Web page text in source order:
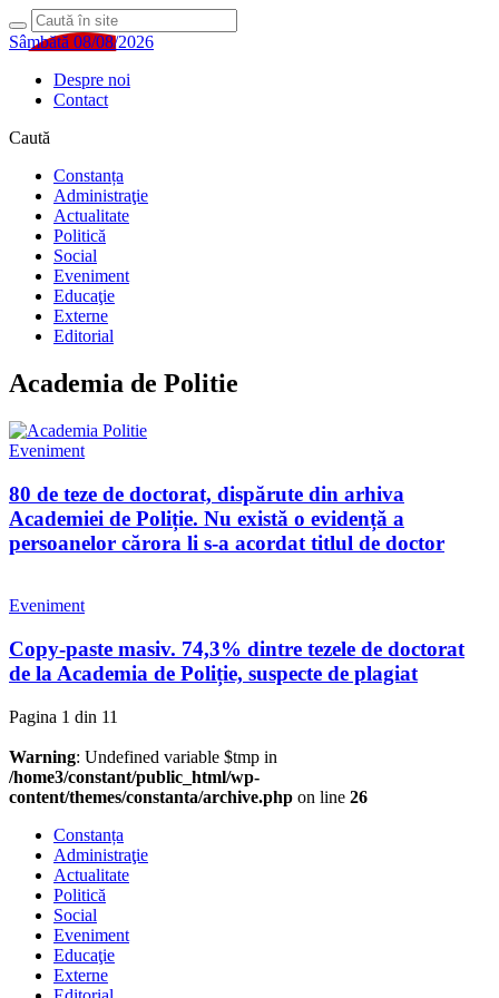
Sâmbătă 08/08/2026
Despre noi
Contact
Caută
Constanța
Administraţie
Actualitate
Politică
Social
Eveniment
Educaţie
Externe
Editorial
Academia de Politie
Eveniment
80 de teze de doctorat, dispărute din arhiva
Academiei de Poliție. Nu există o evidență a
persoanelor cărora li s-a acordat titlul de doctor
Eveniment
Copy-paste masiv. 74,3% dintre tezele de doctorat
de la Academia de Poliție, suspecte de plagiat
Pagina 1 din 11
Warning: Undefined variable $tmp in
/home3/constant/public_html/wp-
content/themes/constanta/archive.php on line 26
Constanța
Administraţie
Actualitate
Politică
Social
Eveniment
Educaţie
Externe